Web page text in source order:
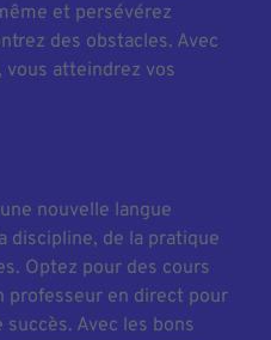
et persévérez
des obstacles. Avec
atteindrez vos
nouvelle langue
discipline, de la pratique
Optez pour des cours
professeur en direct pour
Avec les bons